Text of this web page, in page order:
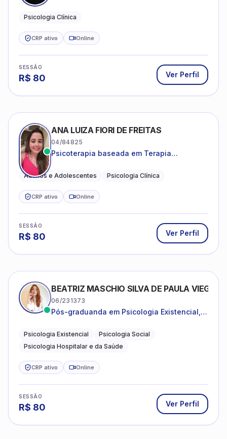
Psicologia Clínica
CRP ativo Online
SESSÃO
R$ 80 Ver Perfil
ANA LUIZA FIORI DE FREITAS
04/84825
Psicoterapia baseada em Terapia
Adultos e Adolescentes Psicologia Clínica
CRP ativo Online
SESSÃO
R$ 80 Ver Perfil
BEATRIZ MASCHIO SILVA DE PAULA VIEGAS
06/231373
Pós-graduanda em Psicologia Existencial,
da Saúde.
Psicologia Existencial
Psicologia Social
Psicologia Hospitalar e da Saúde
CRP ativo Online
SESSÃO
R$ 80 Ver Perfil